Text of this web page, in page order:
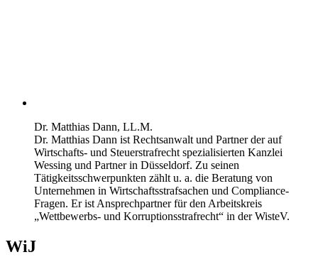
Dr. Matthias Dann, LL.M.
Dr. Matthias Dann ist Rechtsanwalt und Partner der auf
Wirtschafts- und Steuerstrafrecht spezialisierten Kanzlei
Wessing und Partner in Düsseldorf. Zu seinen
Tätigkeitsschwerpunkten zählt u. a. die Beratung von
Unternehmen in Wirtschaftsstrafsachen und Compliance-
Fragen. Er ist Ansprechpartner für den Arbeitskreis
„Wettbewerbs- und Korruptionsstrafrecht“ in der WisteV.
WiJ